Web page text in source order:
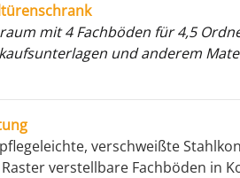
mit 4 Fachböden für 4,5
und anderem
verschweißte
verstellbare Fachböden in